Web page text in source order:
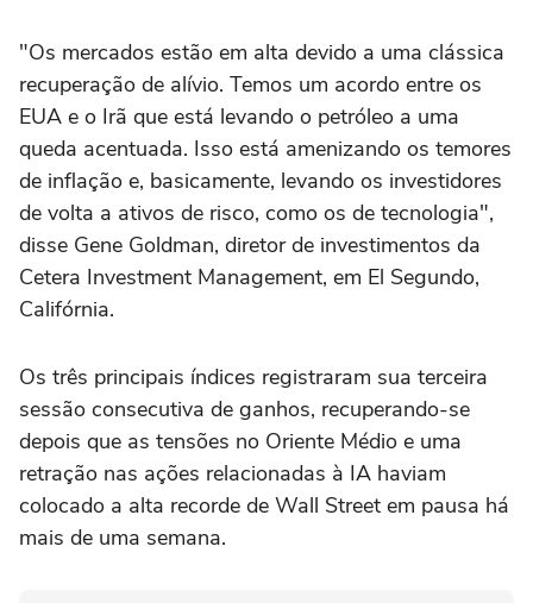
"Os mercados estão em alta devido a uma clássica
recuperação de alívio. Temos um acordo entre os
EUA e o Irã que está levando o petróleo ‌a uma
queda acentuada. Isso está amenizando os temores
de inflação e, basicamente, levando os investidores
‌de volta a ativos de ⁠risco, como os de ⁠tecnologia",
disse Gene Goldman, diretor de investimentos da
Cetera Investment Management, em El Segundo,
Califórnia.
Os três principais ⁠índices registraram sua terceira
sessão consecutiva de ganhos, ‌recuperando-se
depois que as tensões ‌no Oriente Médio e uma
retração nas ações relacionadas à IA haviam
colocado a alta recorde de Wall Street em pausa há
mais de uma semana.